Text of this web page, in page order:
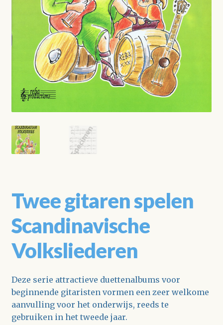
Twee gitaren spelen
Scandinavische
Volksliederen
Deze serie attractieve duettenalbums voor
beginnende gitaristen vormen een zeer welkome
aanvulling voor het onderwijs, reeds te
gebruiken in het tweede jaar.